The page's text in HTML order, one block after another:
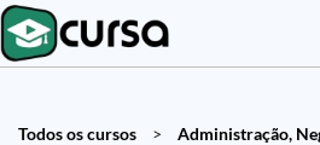
Todos os cursos > Administração,